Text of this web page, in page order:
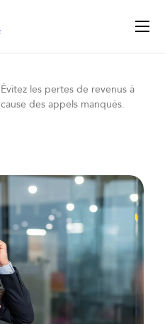
Évitez les pertes de revenus à
cause des appels manqués.